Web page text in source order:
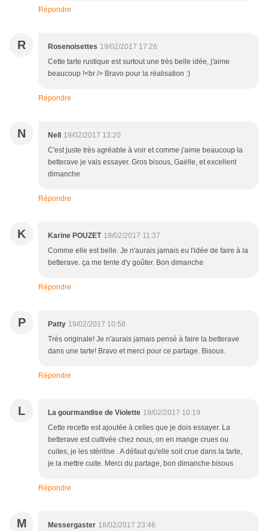
Répondre
R Rosenoisettes 19/02/2017 17:26
Cette tarte rustique est surtout une très belle idée, j'aime
beaucoup !<br /> Bravo pour la réalisation :)
Répondre
N Nell
19/02/2017 13:20
C'est juste très agréable à voir et comme j'aime beaucoup la
betterave je vais essayer. Gros bisous, Gaëlle, et excellent
dimanche
Répondre
K Karine POUZET 19/02/2017 11:37
Comme elle est belle. Je n'aurais jamais eu l'idée de faire à la
betterave. ça me tente d'y goûter. Bon dimanche
Répondre
P Patty 19/02/2017 10:58
Très originale! Je n'aurais jamais pensé à faire la betterave
dans une tarte! Bravo et merci pour ce partage. Bisous.
Répondre
L La gourmandise de Violette 19/02/2017 10:19
Cette recette est ajoutée à celles que je dois essayer. La
betterave est cultivée chez nous, on en mange crues ou
cuites, je les stérilise . A défaut qu'elle soit crue dans la tarte,
je la mettre cuite. Merci du partage, bon dimanche bisous
Répondre
M Messergaster 18/02/2017 23:46